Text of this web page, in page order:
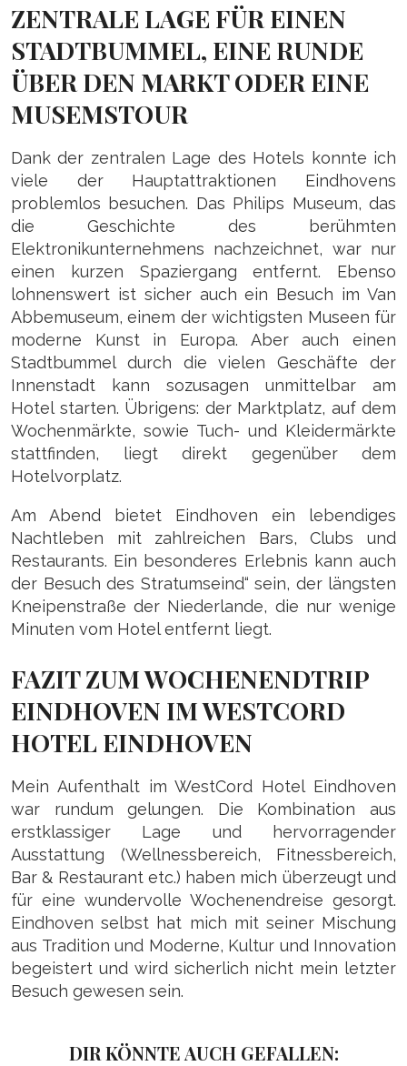
ZENTRALE LAGE FÜR EINEN
STADTBUMMEL, EINE RUNDE
ÜBER DEN MARKT ODER EINE
MUSEMSTOUR
Dank der zentralen Lage des Hotels konnte ich
viele der Hauptattraktionen Eindhovens
problemlos besuchen. Das Philips Museum, das
die Geschichte des berühmten
Elektronikunternehmens nachzeichnet, war nur
einen kurzen Spaziergang entfernt. Ebenso
lohnenswert ist sicher auch ein Besuch im Van
Abbemuseum, einem der wichtigsten Museen für
moderne Kunst in Europa. Aber auch einen
Stadtbummel durch die vielen Geschäfte der
Innenstadt kann sozusagen unmittelbar am
Hotel starten. Übrigens: der Marktplatz, auf dem
Wochenmärkte, sowie Tuch- und Kleidermärkte
stattfinden, liegt direkt gegenüber dem
Hotelvorplatz.
Am Abend bietet Eindhoven ein lebendiges
Nachtleben mit zahlreichen Bars, Clubs und
Restaurants. Ein besonderes Erlebnis kann auch
der Besuch des Stratumseind“ sein, der längsten
Kneipenstraße der Niederlande, die nur wenige
Minuten vom Hotel entfernt liegt.
FAZIT ZUM WOCHENENDTRIP
EINDHOVEN IM WESTCORD
HOTEL EINDHOVEN
Mein Aufenthalt im WestCord Hotel Eindhoven
war rundum gelungen. Die Kombination aus
erstklassiger Lage und hervorragender
Ausstattung (Wellnessbereich, Fitnessbereich,
Bar & Restaurant etc.) haben mich überzeugt und
für eine wundervolle Wochenendreise gesorgt.
Eindhoven selbst hat mich mit seiner Mischung
aus Tradition und Moderne, Kultur und Innovation
begeistert und wird sicherlich nicht mein letzter
Besuch gewesen sein.
DIR KÖNNTE AUCH GEFALLEN: